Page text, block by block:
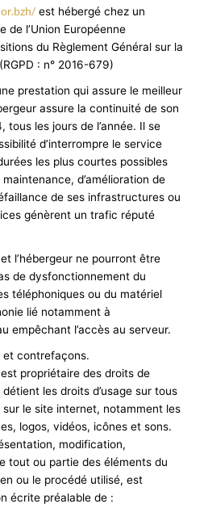
est hébergé chez un
de l’Union Européenne
du Règlement Général sur la
: n° 2016-679)
prestation qui assure le meilleur
assure la continuité de son
tous les jours de l’année. Il se
d’interrompre le service
les plus courtes possibles
d’amélioration de
de ses infrastructures ou
génèrent un trafic réputé
et l’hébergeur ne pourront être
de dysfonctionnement du
téléphoniques ou du matériel
lié notamment à
empêchant l’accès au serveur.
et contrefaçons.
est propriétaire des droits de
les droits d’usage sur tous
le site internet, notamment les
logos, vidéos, icônes et sons.
modification,
tout ou partie des éléments du
ou le procédé utilisé, est
écrite préalable de :